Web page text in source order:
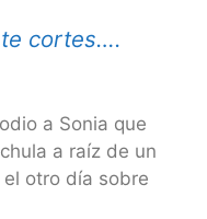
cortes….
a Sonia que
a raíz de un
otro día sobre